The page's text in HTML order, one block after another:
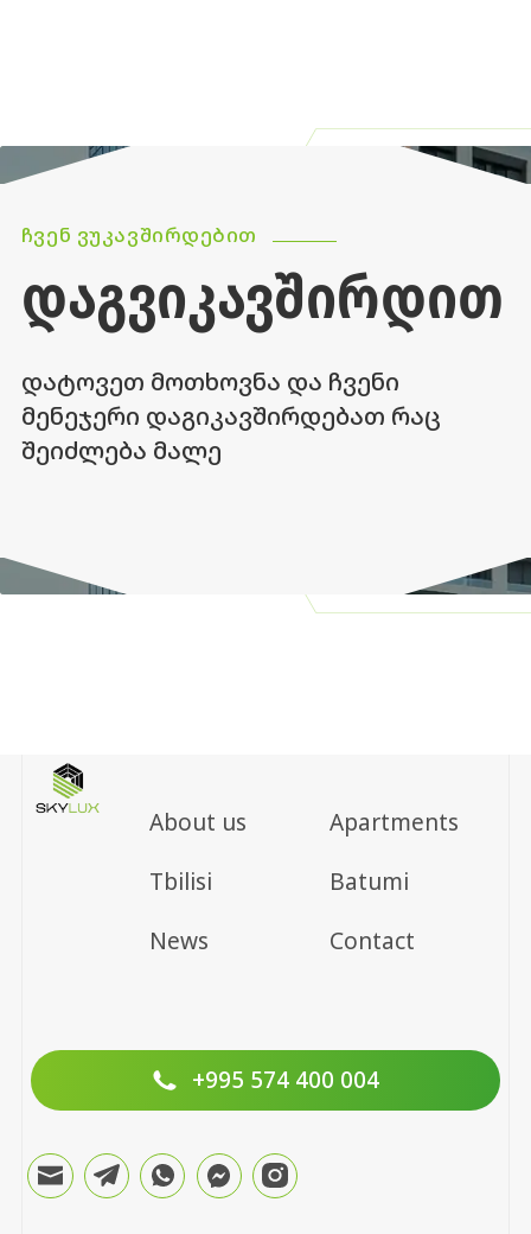
ᲩᲕᲔᲜ ᲕᲣᲙᲐᲕᲨᲘᲠᲓᲔᲑᲘᲗ
ᲓᲐᲒᲕᲘᲙᲐᲕᲨᲘᲠᲓᲘᲗ
დატოვეთ მოთხოვნა და ჩვენი
მენეჯერი დაგიკავშირდებათ რაც
შეიძლება მალე
About us
Apartments
Tbilisi
Batumi
News
Contact
+995 574 400 004